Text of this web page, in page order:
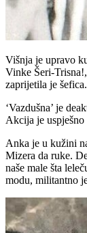
Višnja je upravo
Vinke Šeri-
zaprijetila je
‘Vazdušna’ je
Akcija je uspješno
Anka je u kužini
Mizera da ruke.
naše male šta
modu, militantno